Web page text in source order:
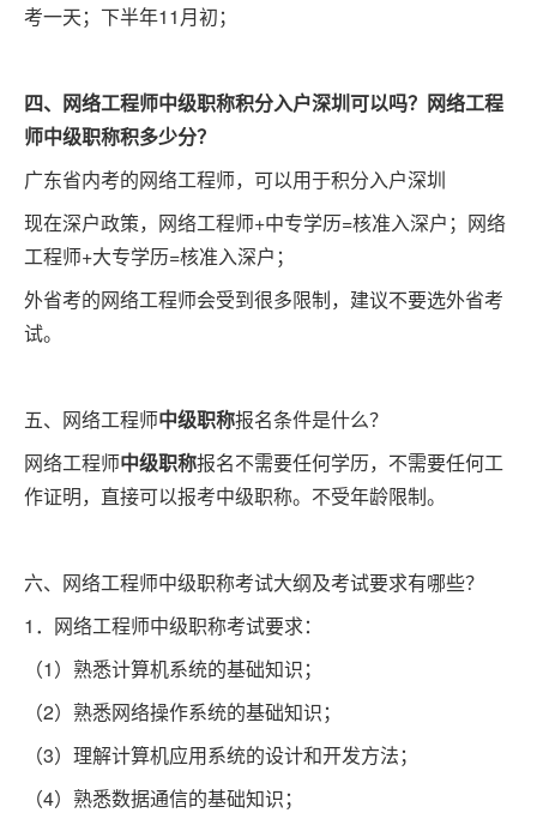
考一天；下半年11月初；
四、网络工程师中级职称积分入户深圳可以吗？网络工程
师中级职称积多少分？
广东省内考的网络工程师，可以用于积分入户深圳
现在深户政策，网络工程师+中专学历=核准入深户；网络
工程师+大专学历=核准入深户；
外省考的网络工程师会受到很多限制，建议不要选外省考
试。
五、网络工程师中级职称报名条件是什么？
网络工程师中级职称报名不需要任何学历，不需要任何工
作证明，直接可以报考中级职称。不受年龄限制。
六、网络工程师中级职称考试大纲及考试要求有哪些？
1．网络工程师中级职称考试要求：
（1）熟悉计算机系统的基础知识；
（2）熟悉网络操作系统的基础知识；
（3）理解计算机应用系统的设计和开发方法；
（4）熟悉数据通信的基础知识；